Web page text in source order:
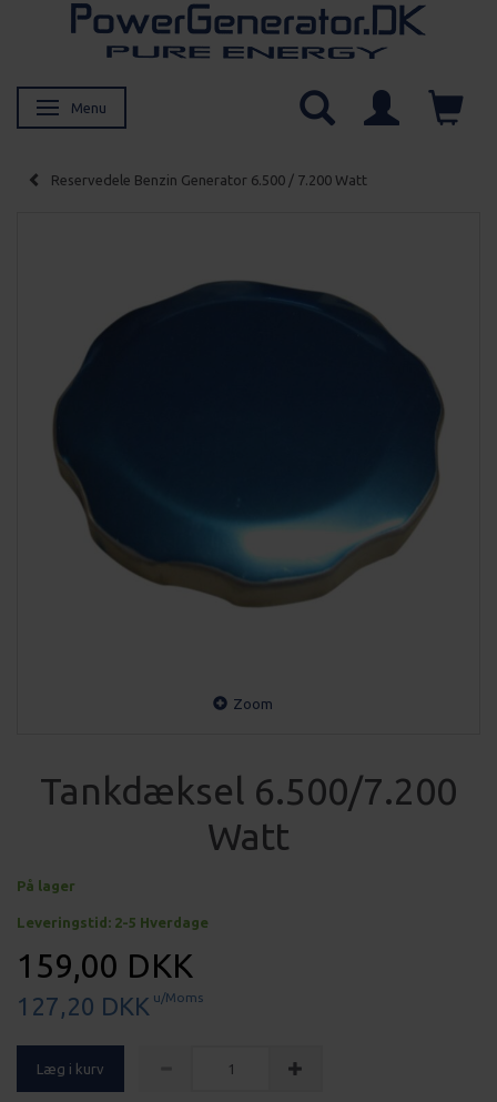
Skifte navigation
Menu
Reservedele Benzin Generator 6.500 / 7.200 Watt
Zoom
Tankdæksel 6.500/7.200
Watt
På lager
Leveringstid: 2-5 Hverdage
159,00 DKK
127,20 DKK u/Moms
Læg i kurv